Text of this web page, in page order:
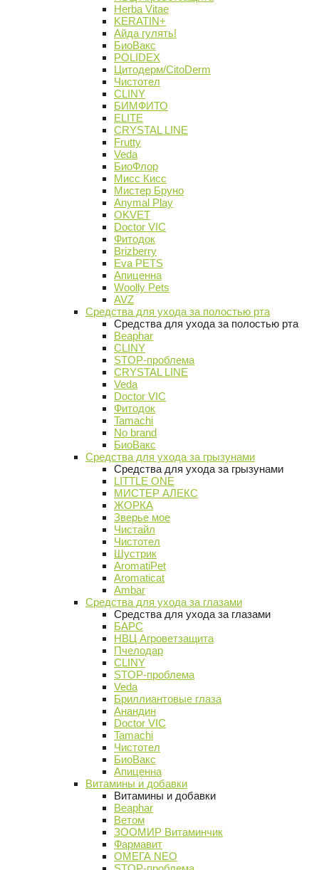
Herba Vitae
KERATIN+
Айда гулять!
БиоВакс
POLIDEX
Цитодерм/CitoDerm
Чистотел
CLINY
БИМФИТО
ELITE
CRYSTAL LINE
Frutty
Veda
БиоФлор
Мисс Кисс
Мистер Бруно
Anymal Play
OKVET
Doctor VIC
Фитодок
Brizberry
Eva PETS
Апиценна
Woolly Pets
AVZ
Средства для ухода за полостью рта
Средства для ухода за полостью рта
Beaphar
CLINY
STOP-проблема
CRYSTAL LINE
Veda
Doctor VIC
Фитодок
Tamachi
No brand
БиоВакс
Средства для ухода за грызунами
Средства для ухода за грызунами
LITTLE ONE
МИСТЕР АЛЕКС
ЖОРКА
Зверье мое
Чистайл
Чистотел
Шустрик
AromatiPet
Aromaticat
Ambar
Средства для ухода за глазами
Средства для ухода за глазами
БАРС
НВЦ Агроветзащита
Пчелодар
CLINY
STOP-проблема
Veda
Бриллиантовые глаза
Анандин
Doctor VIC
Tamachi
Чистотел
БиоВакс
Апиценна
Витамины и добавки
Витамины и добавки
Beaphar
Ветом
ЗООМИР Витаминчик
Фармавит
ОМЕГА NEO